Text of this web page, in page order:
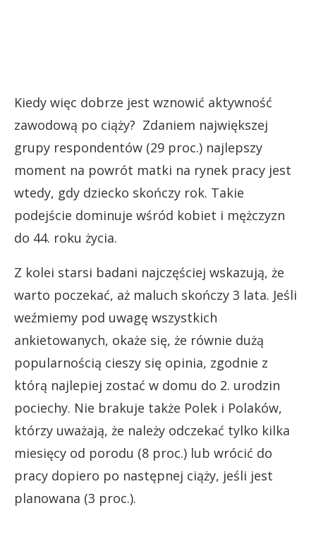
Kiedy więc dobrze jest wznowić aktywność
zawodową po ciąży? Zdaniem największej
grupy respondentów (29 proc.) najlepszy
moment na powrót matki na rynek pracy jest
wtedy, gdy dziecko skończy rok. Takie
podejście dominuje wśród kobiet i mężczyzn
do 44. roku życia.
Z kolei starsi badani najczęściej wskazują, że
warto poczekać, aż maluch skończy 3 lata. Jeśli
weźmiemy pod uwagę wszystkich
ankietowanych, okaże się, że równie dużą
popularnością cieszy się opinia, zgodnie z
którą najlepiej zostać w domu do 2. urodzin
pociechy. Nie brakuje także Polek i Polaków,
którzy uważają, że należy odczekać tylko kilka
miesięcy od porodu (8 proc.) lub wrócić do
pracy dopiero po następnej ciąży, jeśli jest
planowana (3 proc.).